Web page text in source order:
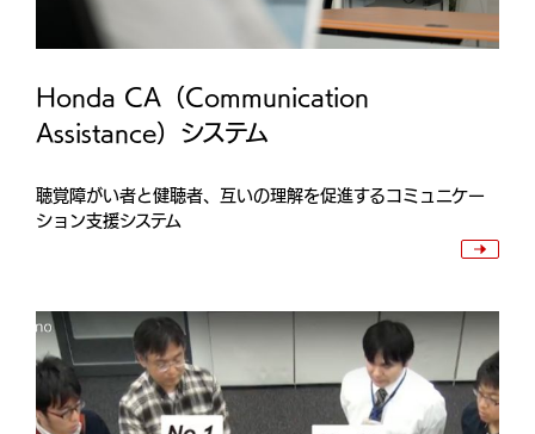
Honda CA（Communication
Assistance）システム
聴覚障がい者と健聴者、互いの理解を促進するコミュニケー
ション支援システム